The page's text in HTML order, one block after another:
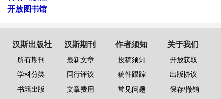
开放图书馆
汉斯出版社
所有期刊
学科分类
书籍出版
汉斯期刊
最新文章
同行评议
文章费用
作者须知
投稿须知
稿件跟踪
常见问题
关于我们
开放获取
出版协议
保存/撤销